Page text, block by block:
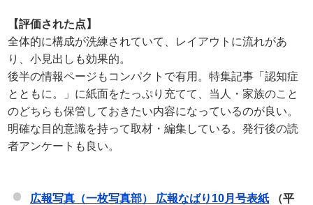
【評価された点】
全体的に構成が洗練されていて、レイアウトに流れがあ
り、小見出しも効果的。
後半の情報ページもコンパクトで有用。特集記事「認知症
とともに。」に紙面をたっぷり充てて、当人・家族のこと
のどちらも保管しておきたい内容になっているのが良い。
明確な目的意識を持って取材・編集している。発行後の読
者アンケートも良い。
広報写真（一枚写真部） 広報なばり10月号表紙 （平